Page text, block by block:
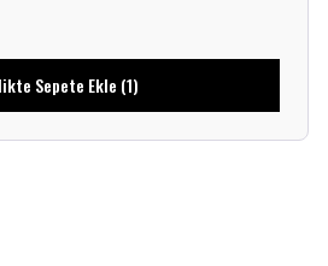
Sepete Ekle (1)